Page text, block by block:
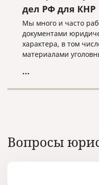
дел РФ для КНР
Мы много и часто
документами
характера, в том
материалами
граждан России,
...
Вопросы